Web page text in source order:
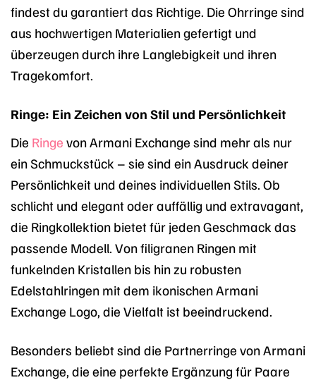
findest du garantiert das Richtige. Die Ohrringe sind
aus hochwertigen Materialien gefertigt und
überzeugen durch ihre Langlebigkeit und ihren
Tragekomfort.
Ringe: Ein Zeichen von Stil und Persönlichkeit
Die Ringe von Armani Exchange sind mehr als nur
ein Schmuckstück – sie sind ein Ausdruck deiner
Persönlichkeit und deines individuellen Stils. Ob
schlicht und elegant oder auffällig und extravagant,
die Ringkollektion bietet für jeden Geschmack das
passende Modell. Von filigranen Ringen mit
funkelnden Kristallen bis hin zu robusten
Edelstahlringen mit dem ikonischen Armani
Exchange Logo, die Vielfalt ist beeindruckend.
Besonders beliebt sind die Partnerringe von Armani
Exchange, die eine perfekte Ergänzung für Paare